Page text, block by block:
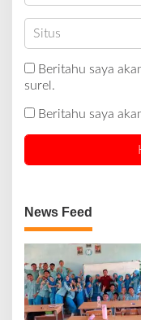
Beritahu saya
surel.
Beritahu saya
News Feed